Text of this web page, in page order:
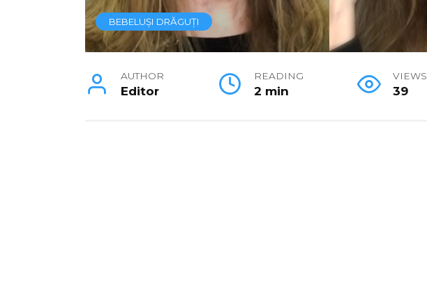
BEBELUȘI DRĂGUȚI
AUTHOR
Editor
READING
2 min
VIEWS
39